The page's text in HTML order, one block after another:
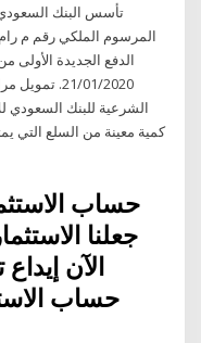
تأسس البنك
المرسوم الملكي رقم م
الدفع الجديدة
21/01/2020.
الشرعية للبنك السعودي
كمية معينة من السلع التي
حساب
جعلنا
الآن
حساب